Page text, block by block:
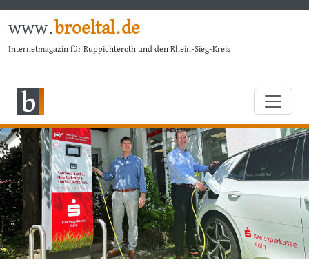
www.broeltal.de
Internetmagazin für Ruppichteroth und den Rhein-Sieg-Kreis